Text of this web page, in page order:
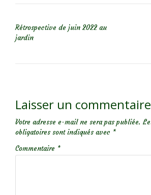
Rétrospective de juin 2022 au
jardin
Laisser un commentaire
Votre adresse e-mail ne sera pas publiée.
obligatoires sont indiqués avec *
Commentaire *